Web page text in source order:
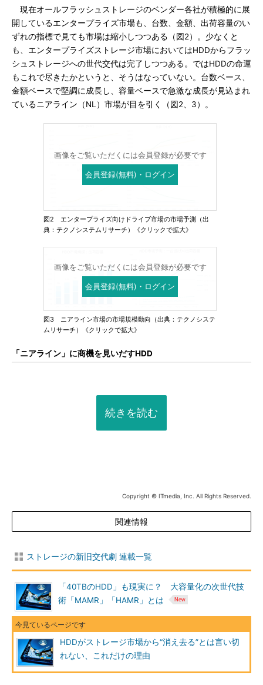
現在オールフラッシュストレージのベンダー各社が積極的に展
開しているエンタープライズ市場も、台数、金額、出荷容量のい
ずれの指標で見ても市場は縮小しつつある（図2）。少なくと
も、エンタープライズストレージ市場においてはHDDからフラッ
シュストレージへの世代交代は完了しつつある。ではHDDの命運
もこれで尽きたかというと、そうはなっていない。台数ベース、
金額ベースで堅調に成長し、容量ベースで急激な成長が見込まれ
ているニアライン（NL）市場が目を引く（図2、3）。
画像をご覧いただくには会員登録が必要です
会員登録(無料)・ログイン
図2 エンタープライズ向けドライブ市場の市場予測（出
典：テクノシステムリサーチ）《クリックで拡大》
画像をご覧いただくには会員登録が必要です
会員登録(無料)・ログイン
図3 ニアライン市場の市場規模動向（出典：テクノシステ
ムリサーチ）《クリックで拡大》
「ニアライン」に商機を見いだすHDD
続きを読む
Copyright © ITmedia, Inc. All Rights Reserved.
関連情報
ストレージの新旧交代劇 連載一覧
「40TBのHDD」も現実に？ 大容量化の次世代技
術「MAMR」「HAMR」とは
HDDがストレージ市場から“消え去る”とは言い切
れない、これだけの理由